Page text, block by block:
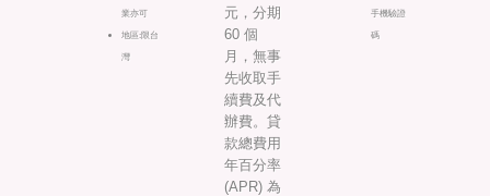
業亦可
地區:限台
灣
元，分期
60 個
月，無事
先收取手
續費及代
辦費。貸
款總費用
年百分率
(APR) 為
手機驗證
碼